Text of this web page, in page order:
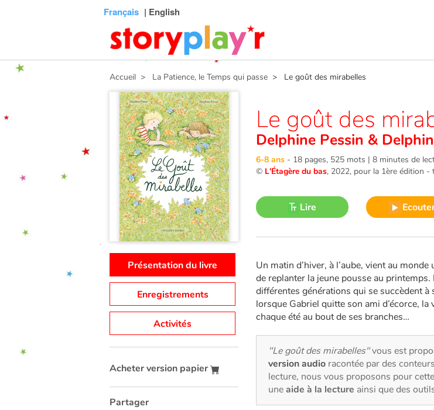
Français | English
Accueil > La Patience, le Temps qui passe > Le goût des mirabelles
Le goût des
Delphine Pessin &
6-8 ans - 18 pages, 525 mots | 8 minutes de
© L'Étagère du bas, 2022, pour la 1ère édition -
Lire
Présentation du livre
Enregistrements
Activités
Acheter version papier
Partager
Un matin d’hiver, à l’aube, vient au
de replanter la jeune pousse au
différentes générations qui se succèdent
lorsque Gabriel quitte son ami d’écorce,
chaque été au bout de ses branches…
"Le goût des mirabelles"vous est
version audio racontée par des
lecture, nous vous proposons pour
uneaide à la lecture ainsi que des